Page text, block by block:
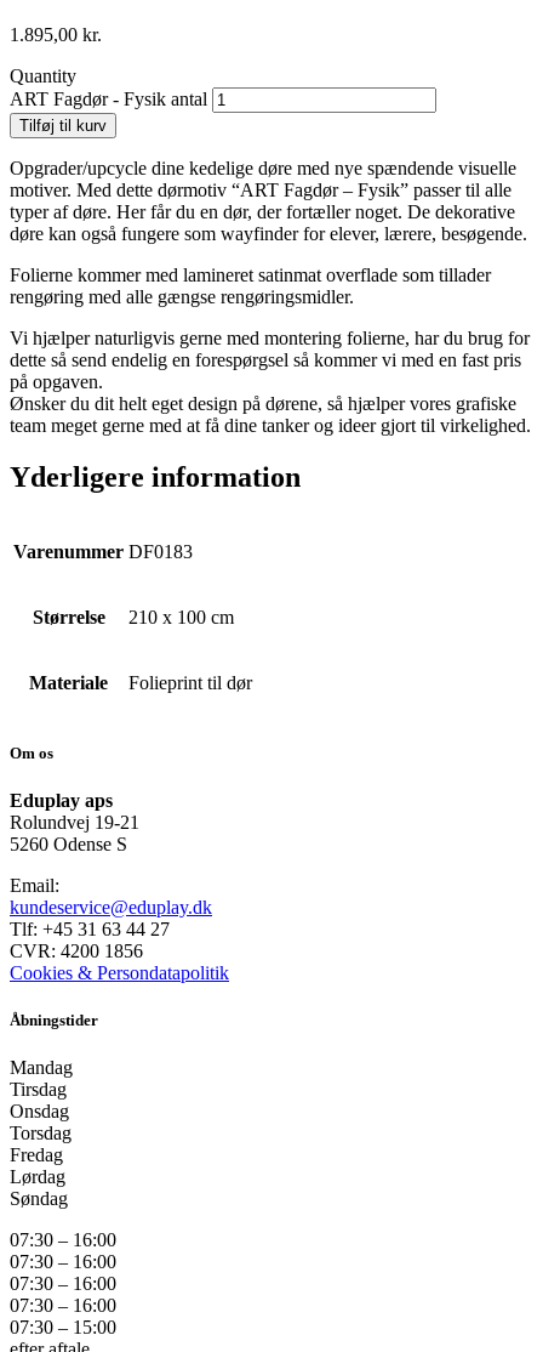
1.895,00 kr.
Quantity
ART Fagdør - Fysik antal
Tilføj til kurv
Opgrader/upcycle dine kedelige døre med nye spændende visuelle
motiver. Med dette dørmotiv “ART Fagdør – Fysik” passer til alle
typer af døre. Her får du en dør, der fortæller noget. De dekorative
døre kan også fungere som wayfinder for elever, lærere, besøgende.
Folierne kommer med lamineret satinmat overflade som tillader
rengøring med alle gængse rengøringsmidler.
Vi hjælper naturligvis gerne med montering folierne, har du brug for
dette så send endelig en forespørgsel så kommer vi med en fast pris
på opgaven.
Ønsker du dit helt eget design på dørene, så hjælper vores grafiske
team meget gerne med at få dine tanker og ideer gjort til virkelighed.
Yderligere information
Varenummer DF0183
Størrelse 210 x 100 cm
Materiale Folieprint til dør
Om os
Eduplay aps
Rolundvej 19-21
5260 Odense S
Email:
kundeservice@eduplay.dk
Tlf: +45 31 63 44 27
CVR: 4200 1856
Cookies & Persondatapolitik
Åbningstider
Mandag
Tirsdag
Onsdag
Torsdag
Fredag
Lørdag
Søndag
07:30 – 16:00
07:30 – 16:00
07:30 – 16:00
07:30 – 16:00
07:30 – 15:00